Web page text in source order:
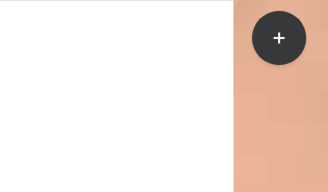
Toggle
Sliding